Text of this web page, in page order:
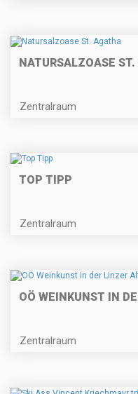
NATURSALZOASE
Zentralraum
TOP TIPP
Zentralraum
OÖ WEINKUNST IN
Zentralraum